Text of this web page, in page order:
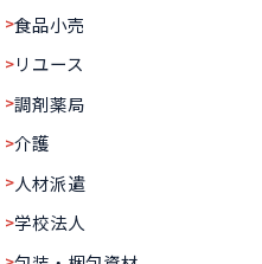
食品小売
リユース
調剤薬局
介護
人材派遣
学校法人